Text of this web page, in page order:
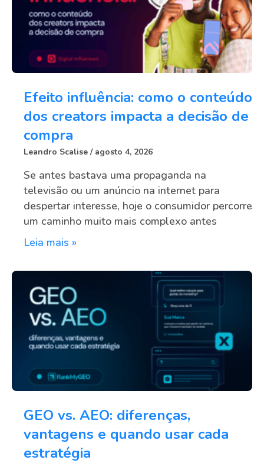
Efeito influência: como o conteúdo
dos creators impacta a decisão de
compra
Leandro Scalise agosto 4, 2026
Se antes bastava uma propaganda na
televisão ou um anúncio na internet para
despertar interesse, hoje o consumidor percorre
um caminho muito mais complexo antes
Leia mais »
GEO vs. AEO: diferenças,
vantagens e quando usar cada
estratégia